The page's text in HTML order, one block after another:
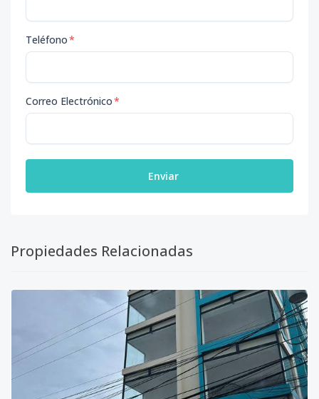
Teléfono*
Correo Electrónico*
Enviar
Propiedades Relacionadas